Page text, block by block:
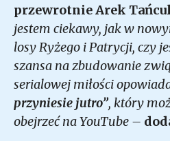
przewrotnie Arek
jestem ciekawy, jak w
losy Ryżego i Patrycji, czy
szansa na zbudowanie
serialowej miłości
przyniesie jutro”, który
obejrzeć na YouTube –